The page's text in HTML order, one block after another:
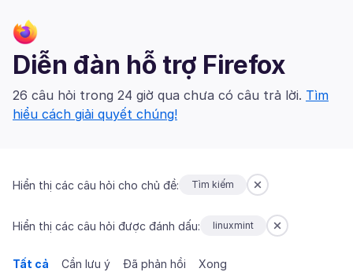
Diễn đàn hỗ trợ Firefox
26 câu hỏi trong 24 giờ qua chưa có câu trả lời. Tìm
hiểu cách giải quyết chúng!
Hiển thị các câu hỏi cho chủ đề: Tìm kiếm
Hiển thị các câu hỏi được đánh dấu: linuxmint
Tất cả Cần lưu ý Đã phản hồi Xong